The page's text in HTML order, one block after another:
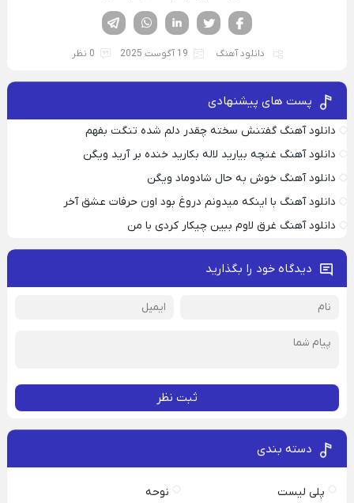
لینکدین تویتر
فیسوک
دانلود آهنگ 19 آگوست 2025 0 نظر
پست های پیشنهادی
دانلود آهنگ گفتنش سخته چقدر دلم شده تنگت بفهم
دانلود آهنگ غنچه بیارید لاله بکارید خنده بر آرید ویگن
دانلود آهنگ خوش به حال شادوماد ویگن
دانلود آهنگ با اینکه میدونم دروغ بود اون حرفات عشق آخر
دانلود آهنگ غرق لاوم ببین چیکار کردی با من
دیدگاه خود را بگذارید
ثبت نظر
دسته بندی
پلی لیست نوحه